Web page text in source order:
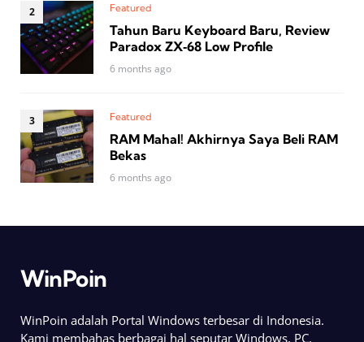
Featured
Tahun Baru Keyboard Baru, Review
Paradox ZX‑68 Low Profile
6 months ago
Featured
RAM Mahal! Akhirnya Saya Beli RAM
Bekas
6 months ago
WinPoin
WinPoin adalah Portal Windows terbesar di Indonesia.
Kami membahas berbagai hal seputar Windows, PC,